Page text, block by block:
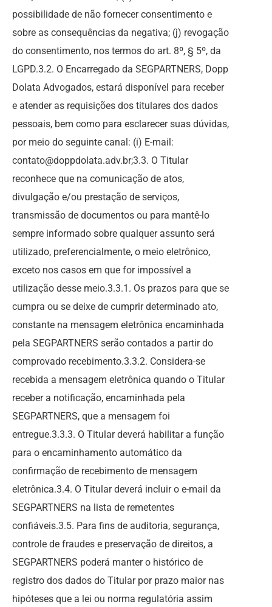
possibilidade de não fornecer consentimento e
sobre as consequências da negativa; (j) revogação
do consentimento, nos termos do art. 8º, § 5º, da
LGPD.3.2. O Encarregado da SEGPARTNERS, Dopp
Dolata Advogados, estará disponível para receber
e atender as requisições dos titulares dos dados
pessoais, bem como para esclarecer suas dúvidas,
por meio do seguinte canal: (i) E-mail:
contato@doppdolata.adv.br;3.3. O Titular
reconhece que na comunicação de atos,
divulgação e/ou prestação de serviços,
transmissão de documentos ou para mantê-lo
sempre informado sobre qualquer assunto será
utilizado, preferencialmente, o meio eletrônico,
exceto nos casos em que for impossível a
utilização desse meio.3.3.1. Os prazos para que se
cumpra ou se deixe de cumprir determinado ato,
constante na mensagem eletrônica encaminhada
pela SEGPARTNERS serão contados a partir do
comprovado recebimento.3.3.2. Considera-se
recebida a mensagem eletrônica quando o Titular
receber a notificação, encaminhada pela
SEGPARTNERS, que a mensagem foi
entregue.3.3.3. O Titular deverá habilitar a função
para o encaminhamento automático da
confirmação de recebimento de mensagem
eletrônica.3.4. O Titular deverá incluir o e-mail da
SEGPARTNERS na lista de remetentes
confiáveis.3.5. Para fins de auditoria, segurança,
controle de fraudes e preservação de direitos, a
SEGPARTNERS poderá manter o histórico de
registro dos dados do Titular por prazo maior nas
hipóteses que a lei ou norma regulatória assim